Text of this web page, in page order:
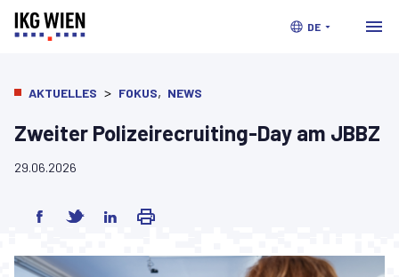
DE
AKTUELLES > FOKUS, NEWS
Zweiter Polizeirecruiting-Day am JBBZ
29.06.2026